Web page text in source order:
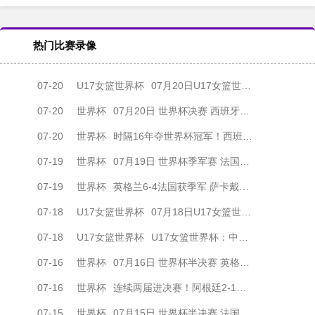
热门比赛录像
07-20 U17女篮世界杯 07月20日U17女篮世界杯决赛 美国U17女篮 82 - 73 西班牙U17女篮 集锦
07-20 世界杯 07月20日 世界杯决赛 西班牙vs阿根廷 全场录像
07-20 世界杯 时隔16年夺世界杯冠军！西班牙加时1-0阿根廷 费兰制胜恩佐染红
07-19 世界杯 07月19日 世界杯季军赛 法国vs英格兰 全场录像
07-19 世界杯 英格兰6-4法国获季军 萨卡戴帽姆巴佩双响创纪录奥利塞2助+失良机
07-18 U17女篮世界杯 07月18日U17女篮世界杯1/4决赛 中国U17女篮 - 加拿大U17女篮 录像
07-18 U17女篮世界杯 U17女篮世界杯：中国队遭加拿大队绝杀无缘4强 庞云舒16+10
07-16 世界杯 07月16日 世界杯半决赛 英格兰vs阿根廷 全场录像
07-16 世界杯 连续两届进决赛！阿根廷2-1绝杀英格兰 劳塔罗恩佐破门梅西两助攻
07-15 世界杯 07月15日 世界杯半决赛 法国vs西班牙 全场录像